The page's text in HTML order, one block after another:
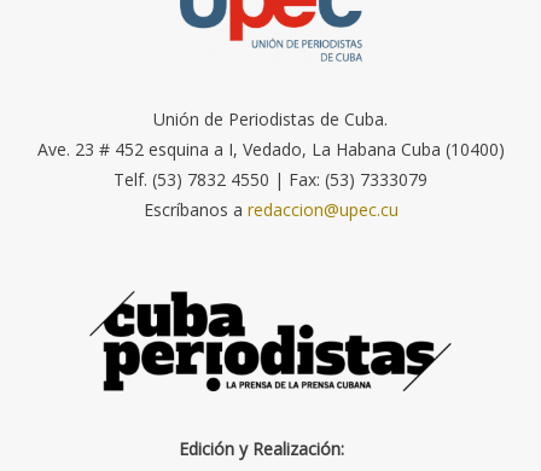
Unión de Periodistas de Cuba.
Ave. 23 # 452 esquina a I, Vedado, La Habana Cuba (10400)
Telf. (53) 7832 4550 | Fax: (53) 7333079
Escríbanos a redaccion@upec.cu
Edición y Realización: